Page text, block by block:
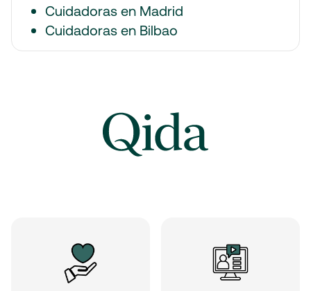
Cuidadoras en Madrid
Cuidadoras en Bilbao